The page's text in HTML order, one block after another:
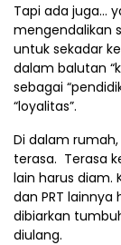
Tapi ada juga…
mengendalikan
untuk sekadar
dalam balutan
sebagai
“loyalitas”.
Di dalam
terasa. Terasa
lain harus diam.
dan PRT lainnya
dibiarkan
diulang.